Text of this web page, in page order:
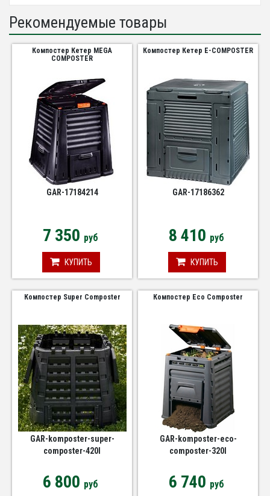
Рекомендуемые товары
Компостер Кетер MEGA
COMPOSTER
GAR-17184214
7 350 руб
КУПИТЬ
Компостер Кетер E-COMPOSTER
GAR-17186362
8 410 руб
КУПИТЬ
Компостер Super Composter
GAR-komposter-super-
composter-420l
6 800 руб
Компостер Eco Composter
GAR-komposter-eco-
composter-320l
6 740 руб